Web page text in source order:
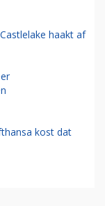
haakt af
kost dat